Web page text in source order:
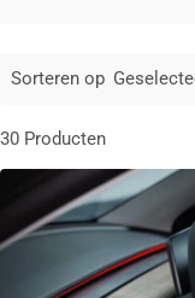
Sorteren op
30 Producten